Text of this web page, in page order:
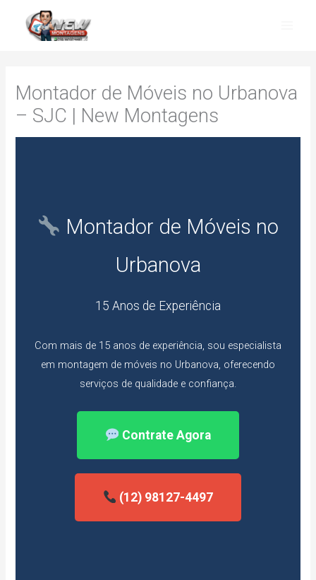
Montador de Móveis no Urbanova
– SJC | New Montagens
Montador de Móveis no
Urbanova
15 Anos de Experiência
Com mais de 15 anos de experiência, sou especialista
em montagem de móveis no Urbanova, oferecendo
serviços de qualidade e confiança.
Contrate Agora
(12) 98127-4497